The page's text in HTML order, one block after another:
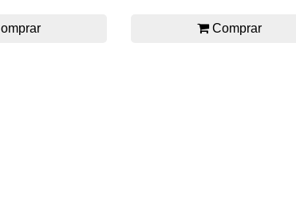
Comprar